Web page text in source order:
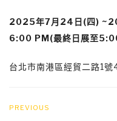
2025年7月24日(四)
6:00 PM(最終日展至
台北市南港區經貿二路1號
PREVIOUS